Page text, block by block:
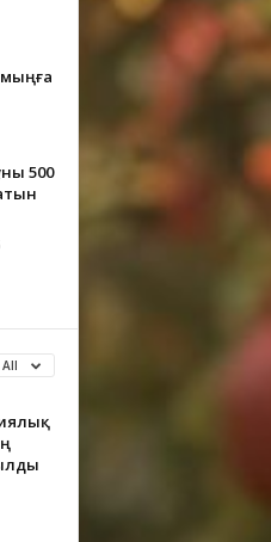
500
All